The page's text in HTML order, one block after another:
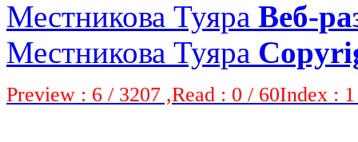
Местникова Туяра Веб-
Местникова Туяра
Preview : 6 / 3207 ,Read : 0 / 60Index :